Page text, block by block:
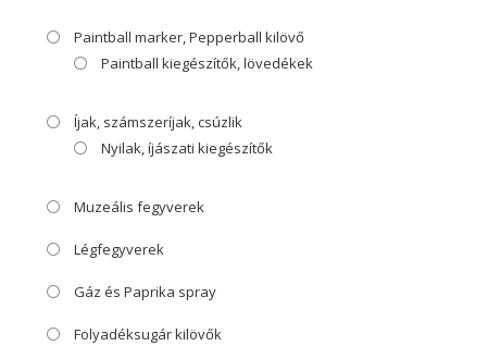
Paintball marker, Pepperball kilövő
Paintball kiegészítők, lövedékek
Íjak, számszeríjak, csúzlik
Nyilak, íjászati kiegészítők
Muzeális fegyverek
Légfegyverek
Gáz és Paprika spray
Folyadéksugár kilövők